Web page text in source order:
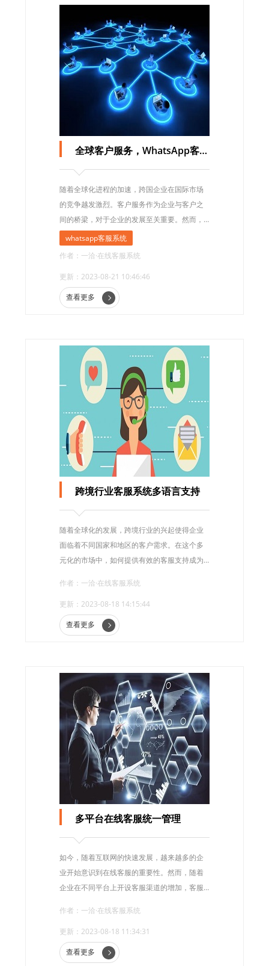
全球客户服务，WhatsApp客服系统助力国际市场
随着全球化进程的加速，跨国企业在国际市场
的竞争越发激烈。客户服务作为企业与客户之
间的桥梁，对于企业的发展至关重要。然而，
在面对来自不同国家和地区的客户时，语言和
whatsapp客服系统
作者：一洽·在线客服系统
更新：2023-08-21 10:46:46
查看更多
跨境行业客服系统多语言支持
随着全球化的发展，跨境行业的兴起使得企业
面临着不同国家和地区的客户需求。在这个多
元化的市场中，如何提供有效的客服支持成为
客服系统的重要组成部分，对于满足客户需
求、提升客户满意度以及增强企业竞争力具有
重要意义。
作者：一洽·在线客服系统
更新：2023-08-18 14:15:44
查看更多
多平台在线客服统一管理
如今，随着互联网的快速发展，越来越多的企
业开始意识到在线客服的重要性。然而，随着
企业在不同平台上开设客服渠道的增加，客服
平台在线客服统一管理应运而生。
作者：一洽·在线客服系统
更新：2023-08-18 11:34:31
查看更多